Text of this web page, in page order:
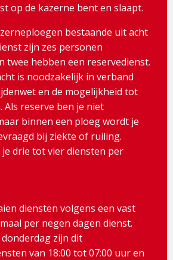
op de kazerne bent en slaapt.
bestaande uit acht
zijn zes personen
twee hebben een reservedienst.
is noodzakelijk in verband
en de mogelijkheid tot
reserve ben je niet
binnen een ploeg wordt je
bij ziekte of ruiling.
je drie tot vier diensten per
diensten volgens een vast
per negen dagen dienst.
zijn dit
van 18:00 tot 07:00 uur en